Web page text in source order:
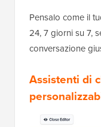
Pensalo come il
24, 7 giorni su 7,
conversazione
Assistenti di